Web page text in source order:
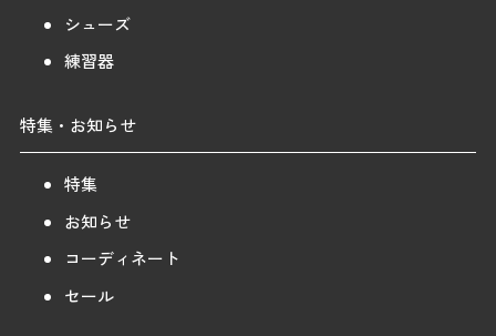
シューズ
練習器
特集・お知らせ
特集
お知らせ
コーディネート
セール